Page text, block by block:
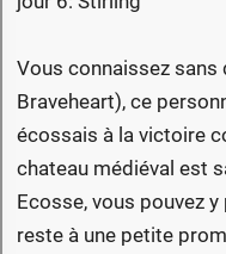
Vous connaissez
Braveheart), ce
écossais à la victoire
chateau médiéval est
Ecosse, vous pouvez
reste à une petite